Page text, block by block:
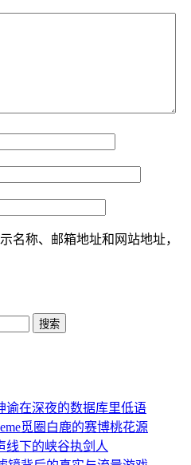
名称、邮箱地址和网站地址，
谕在深夜的数据库里低语
觅圈白鹿的赛博桃花源
线下的峡谷执剑人